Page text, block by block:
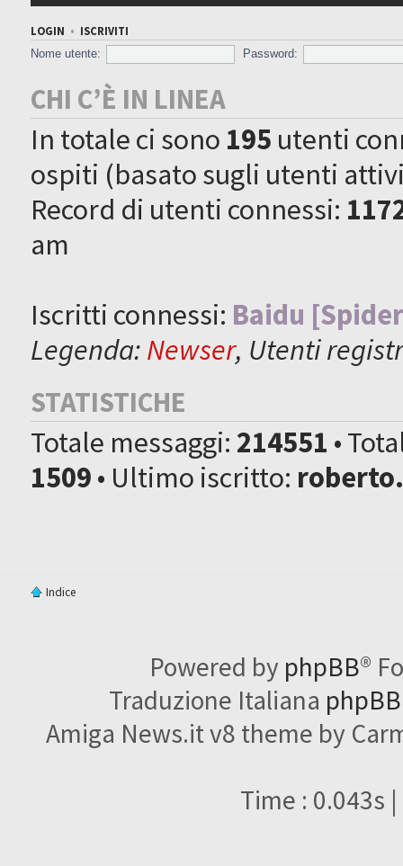
LOGIN • ISCRIVITI
Nome utente:
Password:
CHI C’È IN LINEA
In totale ci sono 195 utenti
ospiti (basato sugli utenti
Record di utenti connessi:
am
Iscritti connessi: Baidu
Legenda:Newser, Utenti
STATISTICHE
Totale messaggi: 214551 •
1509• Ultimo iscritto:
Indice
Powered by phpBB®
Traduzione Italiana
Amiga News.it v8 theme by
Time : 0.043s